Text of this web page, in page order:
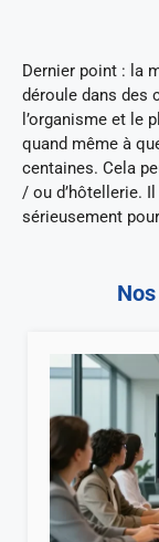
Dernier point : la
déroule dans des
l’organisme et le
quand même à
centaines. Cela
/ ou d’hôtellerie.
sérieusement